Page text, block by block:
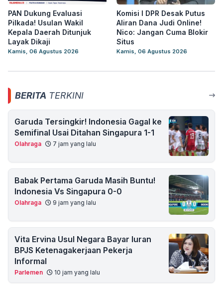
PAN Dukung Evaluasi
Pilkada! Usulan Wakil
Kepala Daerah Ditunjuk
Layak Dikaji
Kamis, 06 Agustus 2026
Komisi I DPR Desak Putus
Aliran Dana Judi Online!
Nico: Jangan Cuma Blokir
Situs
Kamis, 06 Agustus 2026
BERITA TERKINI
Garuda Tersingkir! Indonesia Gagal ke
Semifinal Usai Ditahan Singapura 1-1
Olahraga 7 jam yang lalu
Babak Pertama Garuda Masih Buntu!
Indonesia Vs Singapura 0-0
Olahraga 9 jam yang lalu
Vita Ervina Usul Negara Bayar Iuran
BPJS Ketenagakerjaan Pekerja
Informal
Parlemen 10 jam yang lalu